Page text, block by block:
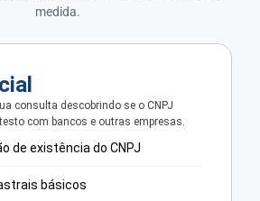
medida.
consulta descobrindo se o CNPJ
com bancos e outras empresas.
de existência do CNPJ
básicos